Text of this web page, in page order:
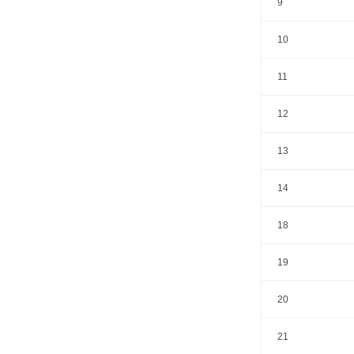
9
10
11
12
13
14
18
19
20
21